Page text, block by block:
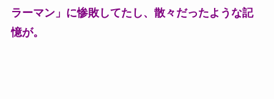
ラーマン」に惨敗してたし、散々だったような記
憶が。